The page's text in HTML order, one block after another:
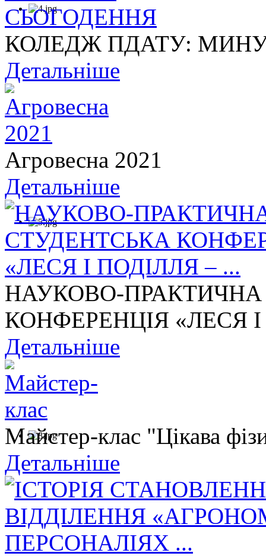
КОЛЕДЖ ПДАТУ:
Детальніше
Агровесна 2021
Детальніше
НАУКОВО-
КОНФЕРЕНЦІЯ «ЛЕСЯ І
Детальніше
Майстер-клас "Цікава
Детальніше